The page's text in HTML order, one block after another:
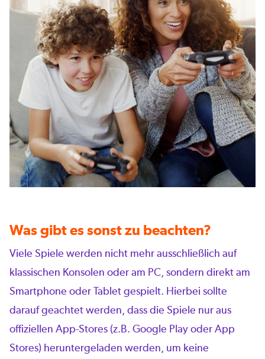
Was gibt es sonst zu beachten?
Viele Spiele werden nicht mehr ausschließlich auf
klassischen Konsolen oder am PC, sondern direkt am
Smartphone oder Tablet gespielt. Hierbei sollte
darauf geachtet werden, dass die Spiele nur aus
offiziellen App-Stores (z.B. Google Play oder App
Stores) heruntergeladen werden, um keine